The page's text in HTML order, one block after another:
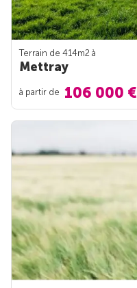
Terrain de 414m2 à
Mettray
à partir de 106 000 €